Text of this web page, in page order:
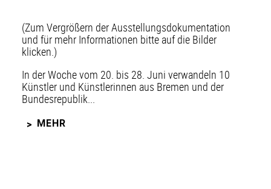
(Zum Vergrößern der Ausstellungsdokumentation
und für mehr Informationen bitte auf die Bilder
klicken.)
In der Woche vom 20. bis 28. Juni verwandeln 10
Künstler und Künstlerinnen aus Bremen und der
Bundesrepublik...
MEHR